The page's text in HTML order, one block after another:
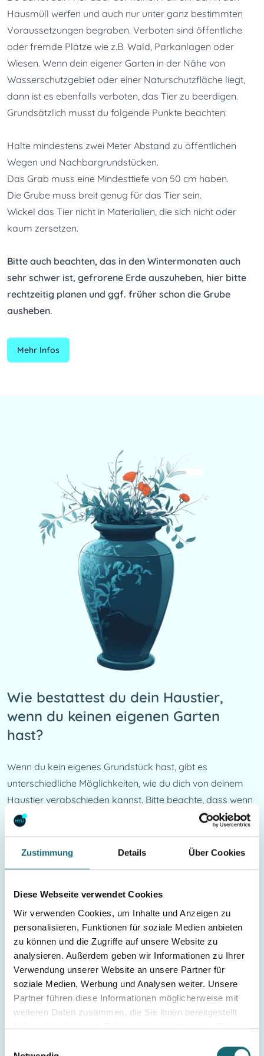
Zustimmung Details Über Cookies
Diese Webseite verwendet Cookies
Wir verwenden Cookies, um Inhalte und Anzeigen zu
personalisieren, Funktionen für soziale Medien anbieten
zu können und die Zugriffe auf unsere Website zu
analysieren. Außerdem geben wir Informationen zu Ihrer
Verwendung unserer Website an unsere Partner für
soziale Medien, Werbung und Analysen weiter. Unsere
Partner führen diese Informationen möglicherweise mit
weiteren Daten zusammen, die Sie ihnen bereitgestellt
haben oder die sie im Rahmen Ihrer Nutzung der Dienste
Hausmüll werfen und auch nur unter ganz bestimmten
Voraussetzungen begraben. Verboten sind öffentliche
oder fremde Plätze wie z.B. Wald, Parkanlagen oder
Wiesen. Wenn dein eigener Garten in der Nähe von
Wasserschutzgebiet oder einer Naturschutzfläche liegt,
dann ist es ebenfalls verboten, das Tier zu beerdigen.
Grundsätzlich musst du folgende Punkte beachten:
Halte mindestens zwei Meter Abstand zu öffentlichen
Wegen und Nachbargrundstücken.
Das Grab muss eine Mindesttiefe von 50 cm haben.
Die Grube muss breit genug für das Tier sein.
Wickel das Tier nicht in Materialien, die sich nicht oder
kaum zersetzen.
Bitte auch beachten, das in den Wintermonaten auch
sehr schwer ist, gefrorene Erde auszuheben, hier bitte
rechtzeitig planen und ggf. früher schon die Grube
ausheben.
Mehr Infos
Wie bestattest du dein Haustier,
wenn du keinen eigenen Garten
hast?
Wenn du kein eigenes Grundstück hast, gibt es
unterschiedliche Möglichkeiten, wie du dich von deinem
Haustier verabschieden kannst. Bitte beachte, dass wenn
das Tier zu Hause gestorben ist, nach 24-48 Stunden der
Du kannst dein Tier einäschern lassen im
Tierkrematorium. Hier kannst du zwischen einer
günstigeren Gruppeneinäscherung oder einer
Einzeleinäscherung wählen. Bei der Gruppeneinäscherung
wird die Asche in der Regel im Anschluss auf der
hauseigenen „Streuwiese“ des Krematoriums verstreut.
Bei einer Einzeleinäscherung kannst du die Asche deines
Haustieres zurückbekommen und diese zB. auf dem
Tierfriedhof beisetzen. Du kannst die Asche dann aber
auch mit nach Hause nehmen. Hierfür gibt eine Vielzahl